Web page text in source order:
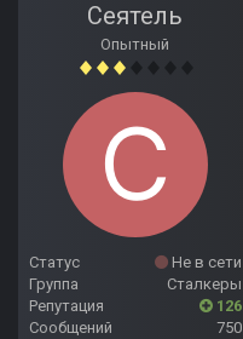
Сеятель
Опытный
Статус
Не в сети
Группа
Сталкеры
Репутация
126
Сообщений
750